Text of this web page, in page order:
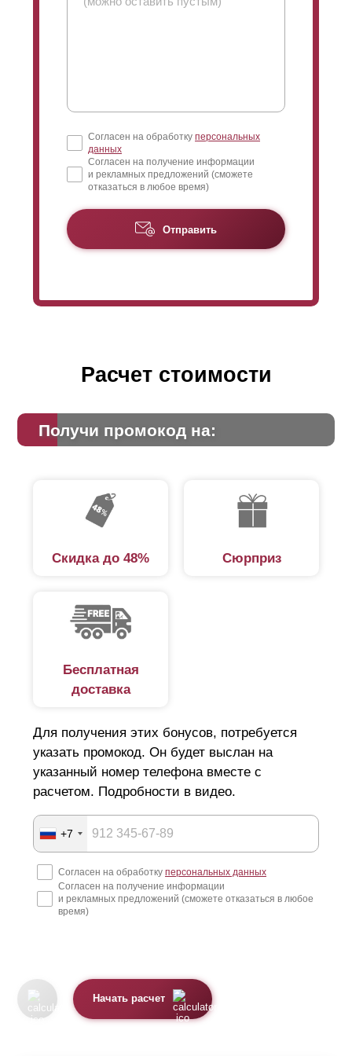
отрегулироватьпросматриваемость
забору, следует устанавливать
внахлест на
исключите обозрение верхнего этажа с улицы, даже
если прохожий наклонится достаточно низко
При длине секции более 1,5 метров с задней
стороны крепят усилители, чтобы
избежать
прогибания ламелей. Усилители крепят к
полкеламели
, которая обращена к изнаночной
функциональность забора, но кому-то видимость
внахлест. На фото, размещенном ниже, вы увидите,
Согласен на обработку персональных
данных
Согласен на получение информации
и рекламных предложений (сможете
отказаться в любое время)
Отправить
Расчет стоимости
Получи промокод на:
Скидка до 48% Сюрприз
Бесплатная
доставка
Для получения этих бонусов, потребуется
указать промокод. Он будет выслан на
указанный номер телефона вместе с
расчетом. Подробности в видео.
+7
Согласен на обработку персональных данных
Согласен на получение информации
и рекламных предложений (сможете отказаться в любое
время)
Начать расчет